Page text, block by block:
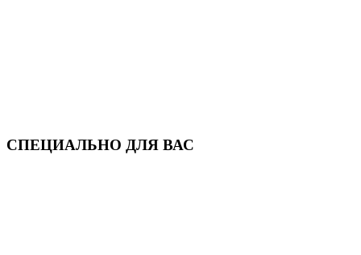
СПЕЦИАЛЬНО ДЛЯ ВАС